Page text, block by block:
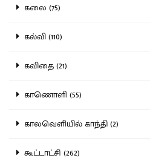
கலை (75)
கல்வி (110)
கவிதை (21)
காணொளி (55)
காலவெளியில் காந்தி (2)
கூட்டாட்சி (262)